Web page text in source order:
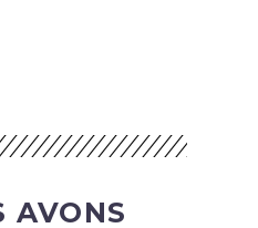
AVONS